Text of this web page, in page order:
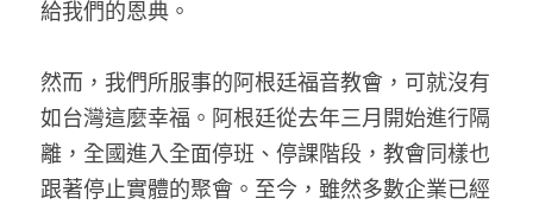
給我們的恩典。
然而，我們所服事的阿根廷福音教會，可就沒有
如台灣這麼幸福。阿根廷從去年三月開始進行隔
離，全國進入全面停班、停課階段，教會同樣也
跟著停止實體的聚會。至今，雖然多數企業已經